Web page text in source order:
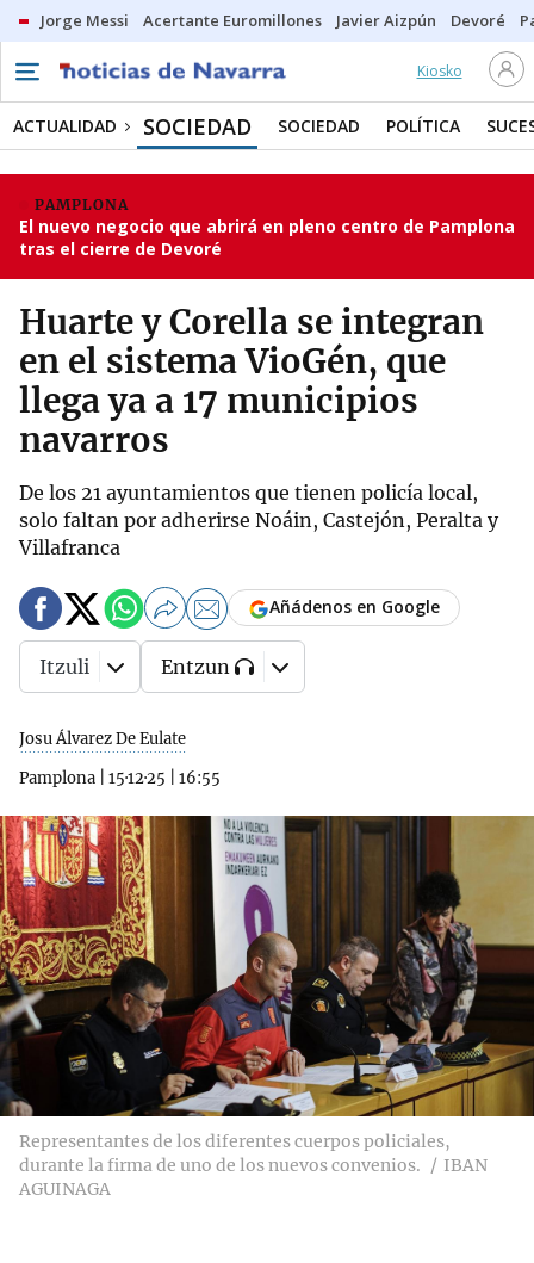
Jorge Messi Acertante Euromillones Javier Aizpún Devoré
Kiosko
ACTUALIDAD SOCIEDAD SOCIEDAD POLÍTICA
PAMPLONA
El nuevo negocio que abrirá en pleno centro de Pamplona
tras el cierre de Devoré
Huarte y Corella se integran
en el sistema VioGén, que
llega ya a 17 municipios
navarros
De los 21 ayuntamientos que tienen policía local,
solo faltan por adherirse Noáin, Castejón, Peralta y
Villafranca
Josu Álvarez De Eulate
Pamplona
15·12·25 16:55
Añádenos en Google
Itzuli Entzun
Representantes de los diferentes cuerpos policiales,
durante la firma de uno de los nuevos convenios.
IBAN
AGUINAGA